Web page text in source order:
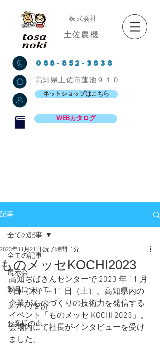
株式会社
土佐農機
088-852-3838
高知県土佐市蓮池９１０
ネットショップはこちら
WEBカタログ
記事
全ての記事
展示会
製品について
メディア紹介
お客様の声
全ての記事
ものメッセKOCHI2023
2023年11月21日 読了時間: 1分
高知ぢばさんセンターで 2023 年 11 月
9日（木）～11 日（土）、高知県内の
企業がものづくりの技術力を発信する
イベント「ものメッセ KOCHI 2023」。
会場内にて社長がインタビューを受け
ました。